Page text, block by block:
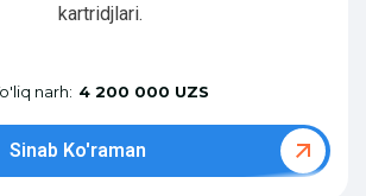
kartridjlari.
narh: 4 200 000 UZS
Sinab Ko'raman